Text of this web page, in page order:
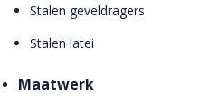
Stalen geveldragers
Stalen latei
Maatwerk